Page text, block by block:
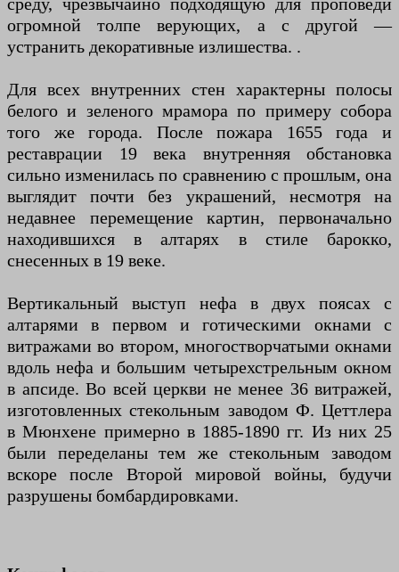
огромной толпе верующих, а с другой —
устранить декоративные излишества. .
Для всех внутренних стен характерны полосы
белого и зеленого мрамора по примеру собора
того же города. После пожара 1655 года и
реставрации 19 века внутренняя обстановка
сильно изменилась по сравнению с прошлым, она
выглядит почти без украшений, несмотря на
недавнее перемещение картин, первоначально
находившихся в алтарях в стиле барокко,
снесенных в 19 веке.
Вертикальный выступ нефа в двух поясах с
алтарями в первом и готическими окнами с
витражами во втором, многостворчатыми окнами
вдоль нефа и большим четырехстрельным окном
в апсиде. Во всей церкви не менее 36 витражей,
изготовленных стекольным заводом Ф. Цеттлера
в Мюнхене примерно в 1885-1890 гг. Из них 25
были переделаны тем же стекольным заводом
вскоре после Второй мировой войны, будучи
разрушены бомбардировками.